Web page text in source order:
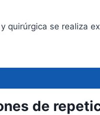
quirúrgica se realiza
de